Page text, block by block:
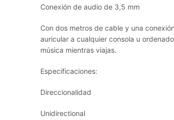
Conexión de audio de 3,5 mm
Con dos metros de cable y una
auricular a cualquier consola u
música mientras viajas.
Especificaciones:
Direccionalidad
Unidirectional